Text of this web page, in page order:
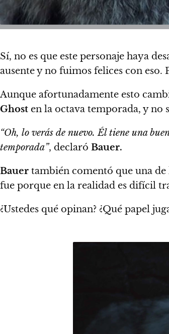
Sí, no es que este personaje haya
ausente y no fuimos felices con
Aunque afortunadamente esto
Ghost en la octava temporada, y no
“Oh, lo verás de nuevo. Él tiene una
temporada”, declaró Bauer.
Bauer también comentó que una
fue porque en la realidad es difícil
¿Ustedes qué opinan? ¿Qué papel